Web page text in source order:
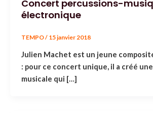
Concert percussions-
électronique
TEMPO/ 15 janvier 2018
Julien Machet est un jeune
: pour ce concert unique, il a créé
musicale qui […]